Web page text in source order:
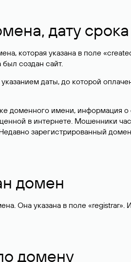
дату
которая указана в поле
создан сайт.
даты, до которой
доменного имени, информация
в интернете. Мошенники
зарегистрированный
домен
Она указана в поле «registrar».
домену